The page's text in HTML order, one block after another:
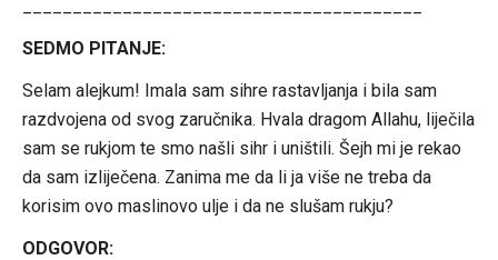
SEDMO PITANJE:
Selam alejkum! Imala sam sihre rastavljanja i bila sam
razdvojena od svog zaručnika. Hvala dragom Allahu, liječila
sam se rukjom te smo našli sihr i uništili. Šejh mi je rekao
da sam izliječena. Zanima me da li ja više ne treba da
korisim ovo maslinovo ulje i da ne slušam rukju?
ODGOVOR: